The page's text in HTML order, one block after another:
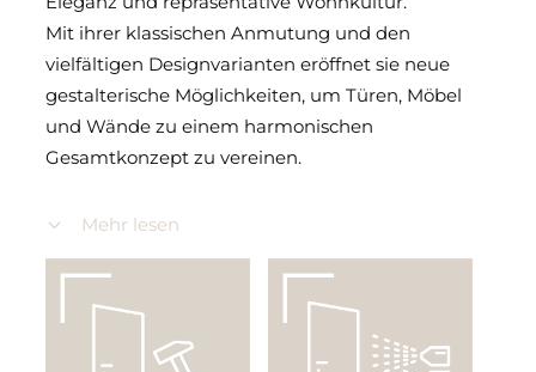
Technik Wohnraumtüren
Mit ihrer klassischen Anmutung und den
vielfältigen Designvarianten eröffnet sie neue
gestalterische Möglichkeiten, um Türen, Möbel
und Wände zu einem harmonischen
Gesamtkonzept zu vereinen.
Die Wohnraumtüren im Landhausstil
überzeugen durch fein ausgearbeitete Details,
Formensprache – ideal für alle, die Wert auf
stilvolle Einrichtung und bleibende Werte legen.
Mehr lesen